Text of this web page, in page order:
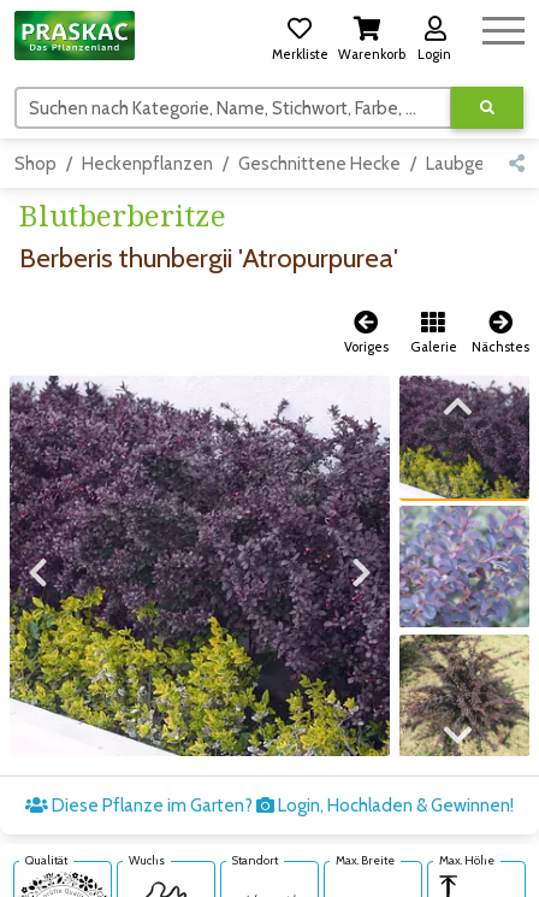
Merkliste Warenkorb Login
Suchen nach Kategorie, Name, Stichwort, Farbe, usw.
Shop Heckenpflanzen Geschnittene Hecke Laubgehölze
Blutberberitze
Berberis thunbergii 'Atropurpurea'
Voriges Galerie Nächstes
Zum vorigen Bild Zum nächsten Bild
Zum vorigen Bild
Zum nächsten Bild
Diese Pflanze im Garten? Login, Hochladen & Gewinnen!
Qualität Wuchs Standort Max. Breite Max. Höhe